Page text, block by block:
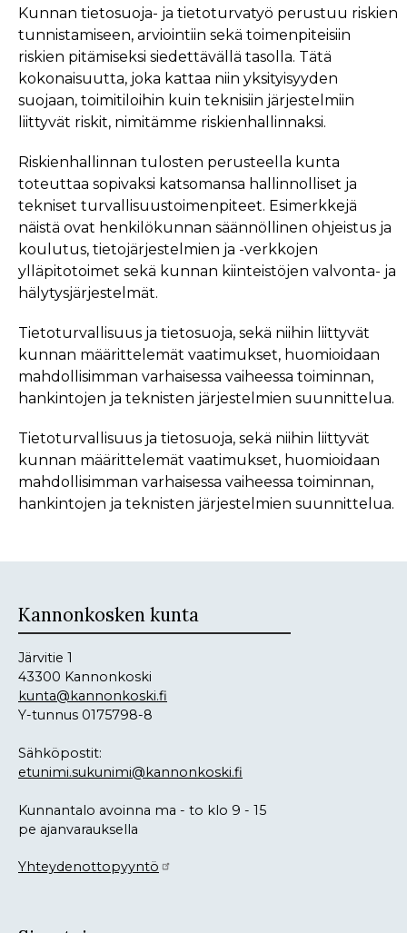
Kunnan tietosuoja- ja tietoturvatyö perustuu riskien
tunnistamiseen, arviointiin sekä toimenpiteisiin
riskien pitämiseksi siedettävällä tasolla. Tätä
kokonaisuutta, joka kattaa niin yksityisyyden
suojaan, toimitiloihin kuin teknisiin järjestelmiin
liittyvät riskit, nimitämme riskienhallinnaksi.
Riskienhallinnan tulosten perusteella kunta
toteuttaa sopivaksi katsomansa hallinnolliset ja
tekniset turvallisuustoimenpiteet. Esimerkkejä
näistä ovat henkilökunnan säännöllinen ohjeistus ja
koulutus, tietojärjestelmien ja -verkkojen
ylläpitotoimet sekä kunnan kiinteistöjen valvonta- ja
hälytysjärjestelmät.
Tietoturvallisuus ja tietosuoja, sekä niihin liittyvät
kunnan määrittelemät vaatimukset, huomioidaan
mahdollisimman varhaisessa vaiheessa toiminnan,
hankintojen ja teknisten järjestelmien suunnittelua.
Tietoturvallisuus ja tietosuoja, sekä niihin liittyvät
kunnan määrittelemät vaatimukset, huomioidaan
mahdollisimman varhaisessa vaiheessa toiminnan,
hankintojen ja teknisten järjestelmien suunnittelua.
Kannonkosken kunta
Järvitie 1
43300 Kannonkoski
kunta@kannonkoski.fi
Y-tunnus 0175798-8
Sähköpostit:
etunimi.sukunimi@kannonkoski.fi
Kunnantalo avoinna ma - to klo 9 - 15
pe ajanvarauksella
Yhteydenottopyyntö